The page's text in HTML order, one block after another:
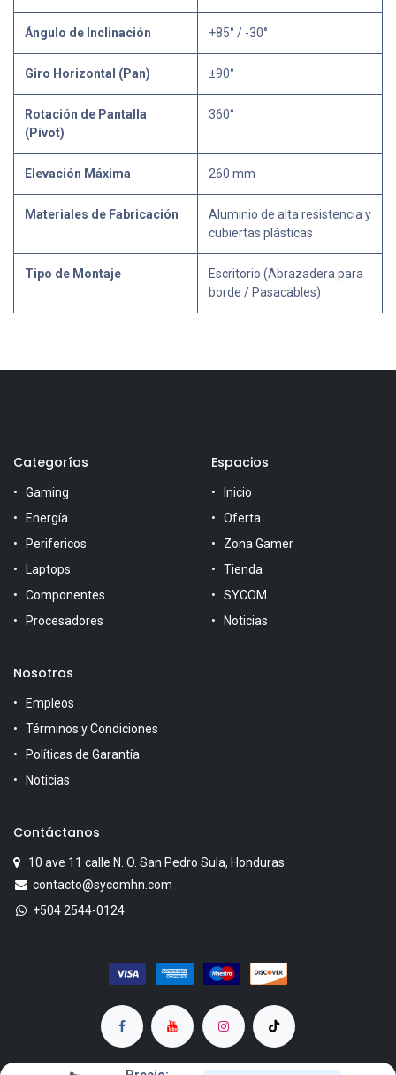
Ángulo de Inclinación +85° / -30°
Giro Horizontal (Pan) ±90°
Rotación de Pantalla
(Pivot)
360°
Elevación Máxima 260 mm
Materiales de Fabricación
Aluminio de alta resistencia y
cubiertas plásticas
Tipo de Montaje
Escritorio (Abrazadera para
borde / Pasacables)
Categorías
Gaming
Energía
Perifericos
Laptops
Componentes
Procesadores
Espacios
Inicio
Oferta
Zona Gamer
Tienda
SYCOM
Noticias
Nosotros
Empleos
Términos y Condiciones
Políticas de Garantía
Noticias
Contáctanos
10 ave 11 calle N. O. San Pedro Sula, Honduras
contacto@sycomhn.com
+504 2544-0124